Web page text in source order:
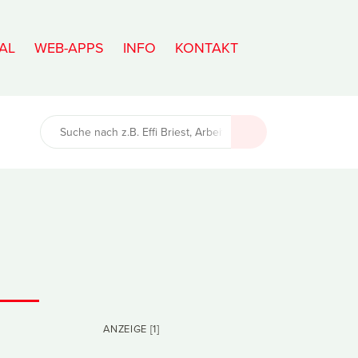
WEB-APPS INFO KONTAKT
ANZEIGE [1]